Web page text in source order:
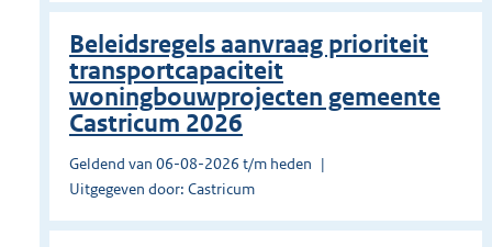
Beleidsregels aanvraag prioriteit
transportcapaciteit
woningbouwprojecten gemeente
Castricum 2026
Geldend van 06-08-2026 t/m heden
Uitgegeven door: Castricum